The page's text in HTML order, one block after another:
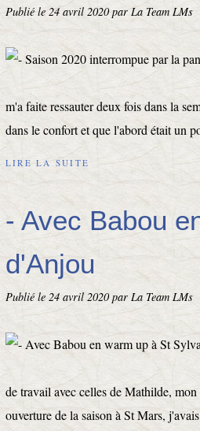
Publié le 24 avril 2020par La Team LMs
m'a faite ressauter deux fois dans la
dans le confort et que l'abord était un
LIRE LA SUITE
- Avec Babou
d'Anjou
Publié le 24 avril 2020par La Team LMs
de travail avec celles de Mathilde,
ouverture de la saison à St Mars,